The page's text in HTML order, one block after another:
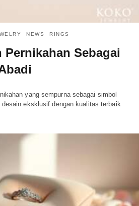
NEWS RINGS
Sebagai
yang sempurna sebagai simbol
eksklusif dengan kualitas terbaik